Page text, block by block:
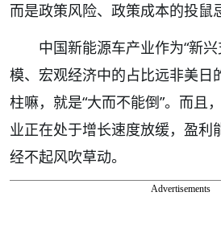
而是政策风险、政策成本的投鼠
中国新能源车产业作为“新
模、宏观经济中的占比远非美日
柱嘛，就是“大而不能倒”。而且
业正在处于增长速度放缓，盈利
经不起风吹草动。
Advertisements